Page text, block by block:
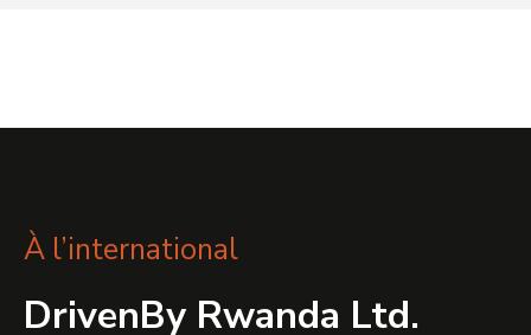
À l’international
DrivenBy Rwanda Ltd.